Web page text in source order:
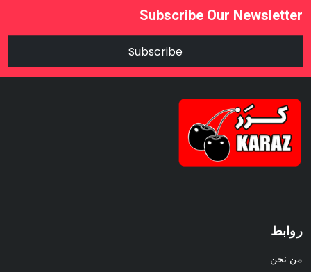
Subscribe Our Newsletter
Subscribe
روابط
من نحن